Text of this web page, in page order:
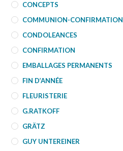
CONCEPTS
COMMUNION-CONFIRMATION
CONDOLEANCES
CONFIRMATION
EMBALLAGES PERMANENTS
FIN D’ANNÉE
FLEURISTERIE
G.RATKOFF
GRÄTZ
GUY UNTEREINER